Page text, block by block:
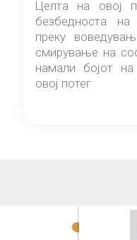
Целта на овој
безбедноста
преку
смирување на
намали бојот на
овој потег